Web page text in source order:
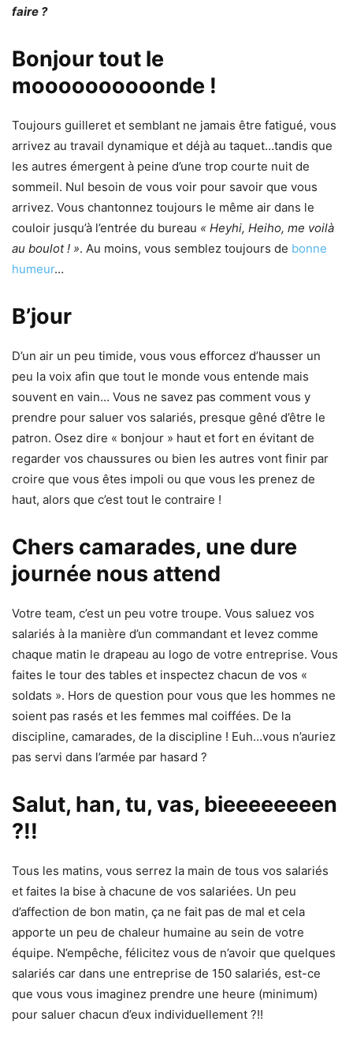
faire ?
Bonjour tout le
moooooooooonde !
Toujours guilleret et semblant ne jamais être fatigué, vous
arrivez au travail dynamique et déjà au taquet…tandis que
les autres émergent à peine d’une trop courte nuit de
sommeil. Nul besoin de vous voir pour savoir que vous
arrivez. Vous chantonnez toujours le même air dans le
couloir jusqu’à l’entrée du bureau « Heyhi, Heiho, me voilà
au boulot ! ». Au moins, vous semblez toujours de bonne
humeur…
B’jour
D’un air un peu timide, vous vous efforcez d’hausser un
peu la voix afin que tout le monde vous entende mais
souvent en vain… Vous ne savez pas comment vous y
prendre pour saluer vos salariés, presque gêné d’être le
patron. Osez dire « bonjour » haut et fort en évitant de
regarder vos chaussures ou bien les autres vont finir par
croire que vous êtes impoli ou que vous les prenez de
haut, alors que c’est tout le contraire !
Chers camarades, une dure
journée nous attend
Votre team, c’est un peu votre troupe. Vous saluez vos
salariés à la manière d’un commandant et levez comme
chaque matin le drapeau au logo de votre entreprise. Vous
faites le tour des tables et inspectez chacun de vos «
soldats ». Hors de question pour vous que les hommes ne
soient pas rasés et les femmes mal coiffées. De la
discipline, camarades, de la discipline ! Euh…vous n’auriez
pas servi dans l’armée par hasard ?
Salut, han, tu, vas, bieeeeeeeen
?!!
Tous les matins, vous serrez la main de tous vos salariés
et faites la bise à chacune de vos salariées. Un peu
d’affection de bon matin, ça ne fait pas de mal et cela
apporte un peu de chaleur humaine au sein de votre
équipe. N’empêche, félicitez vous de n’avoir que quelques
salariés car dans une entreprise de 150 salariés, est-ce
que vous vous imaginez prendre une heure (minimum)
pour saluer chacun d’eux individuellement ?!!